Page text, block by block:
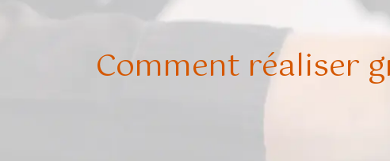
Comment réaliser